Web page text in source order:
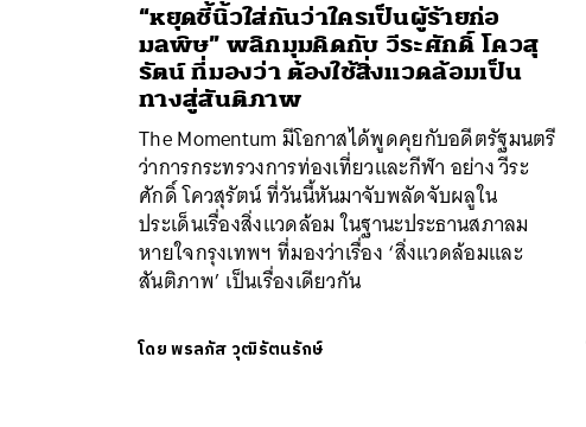
“หยุดชี้นิ้วใส่กันว่าใครเป็นผู้ร้ายก่อ
มลพิษ” พลิกมุมคิดกับ วีระศักดิ์ โควสุ
รัตน์ ที่มองว่า ต้องใช้สิ่งแวดล้อมเป็น
ทางสู่สันติภาพ
The Momentum มีโอกาสได้พูดคุยกับอดีตรัฐมนตรี
ว่าการกระทรวงการท่องเที่ยวและกีฬา อย่าง วีระ
ศักดิ์ โควสุรัตน์ ที่วันนี้หันมาจับพลัดจับผลูใน
ประเด็นเรื่องสิ่งแวดล้อม ในฐานะประธานสภาลม
หายใจกรุงเทพฯ ที่มองว่าเรื่อง ‘สิ่งแวดล้อมและ
สันติภาพ’ เป็นเรื่องเดียวกัน
โดยพรลภัส วุฒิรัตนรักษ์